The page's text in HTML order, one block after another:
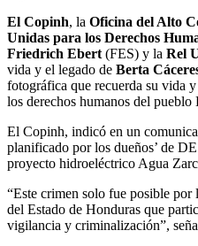
El Copinh, la Oficina del Alto
Unidas para los Derechos
Friedrich Ebert (FES) y la Rel
vida y el legado de Berta
fotográfica que recuerda su vida
los derechos humanos del pueblo
El Copinh, indicó en un
planificado por los dueños’ de
proyecto hidroeléctrico Agua
“Este crimen solo fue posible por
del Estado de Honduras que
vigilancia y criminalización”,